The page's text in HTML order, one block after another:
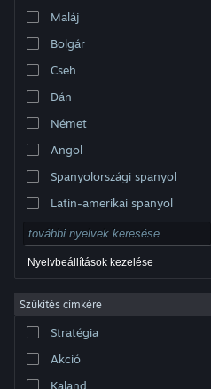
védjegyek jogos tulajdonosaiké az Egyesült
szabályzat
| Jogi információk
Steam előfizetői szerződés
Maláj
Bolgár
Cseh
Dán
Német
Angol
Spanyolországi spanyol
Latin-amerikai spanyol
Nyelvbeállítások kezelése
Szűkítés címkére
Stratégia
Akció
Kaland